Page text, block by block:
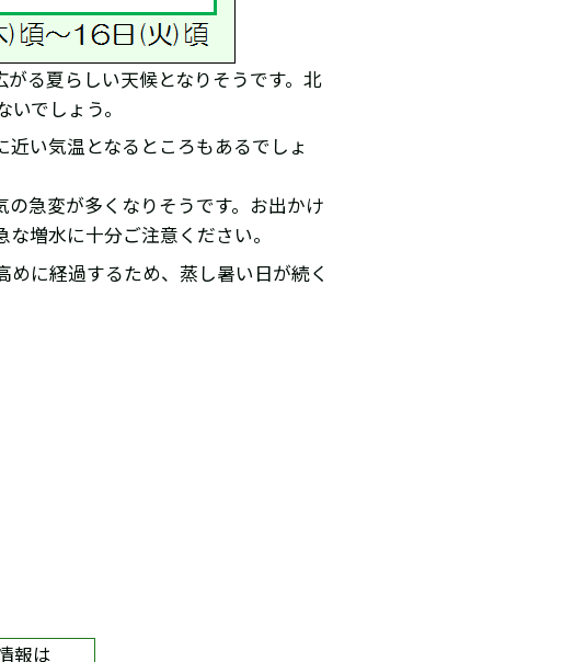
る夏らしい天候となりそうです。北
でしょう。
い気温となるところもあるでしょ
急変が多くなりそうです。お出かけ
増水に十分ご注意ください。
に経過するため、蒸し暑い日が続く
報は